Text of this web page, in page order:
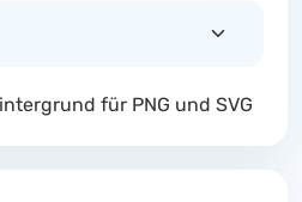
für PNG und SVG